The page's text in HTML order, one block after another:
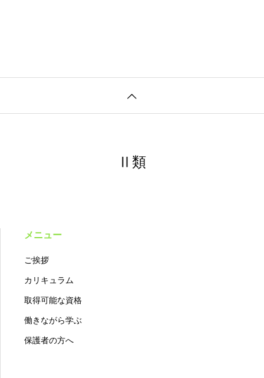
Ⅱ類
メニュー
ご挨拶
カリキュラム
取得可能な資格
働きながら学ぶ
保護者の方へ